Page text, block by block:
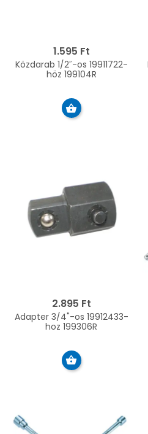
1.595 Ft
Közdarab 1/2˝-os 19911722-
höz 199104R
2.895 Ft
Adapter 3/4"-os 19912433-
hoz 199306R